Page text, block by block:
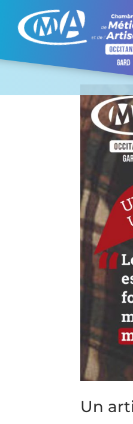
Un